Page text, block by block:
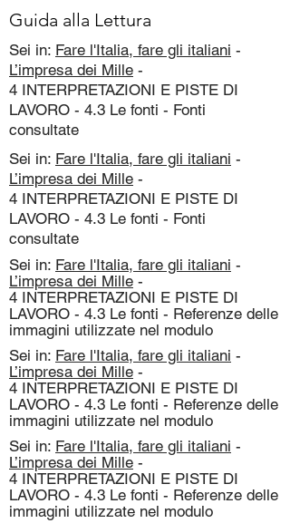
Guida alla Lettura
Sei in: Fare l'Italia, fare gli italiani -
L’impresa dei Mille -
4 INTERPRETAZIONI E PISTE DI
LAVORO - 4.3 Le fonti - Fonti
consultate
Sei in: Fare l'Italia, fare gli italiani -
L’impresa dei Mille -
4 INTERPRETAZIONI E PISTE DI
LAVORO - 4.3 Le fonti - Fonti
consultate
Sei in: Fare l'Italia, fare gli italiani -
L’impresa dei Mille -
4 INTERPRETAZIONI E PISTE DI
LAVORO - 4.3 Le fonti - Referenze delle
immagini utilizzate nel modulo
Sei in: Fare l'Italia, fare gli italiani -
L’impresa dei Mille -
4 INTERPRETAZIONI E PISTE DI
LAVORO - 4.3 Le fonti - Referenze delle
immagini utilizzate nel modulo
Sei in: Fare l'Italia, fare gli italiani -
L’impresa dei Mille -
4 INTERPRETAZIONI E PISTE DI
LAVORO - 4.3 Le fonti - Referenze delle
immagini utilizzate nel modulo